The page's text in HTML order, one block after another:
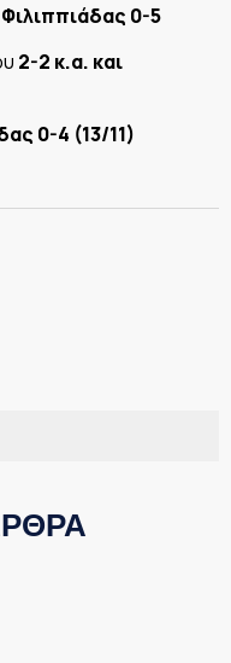
0-5
2-2 κ.α. και
0-4 (13/11)